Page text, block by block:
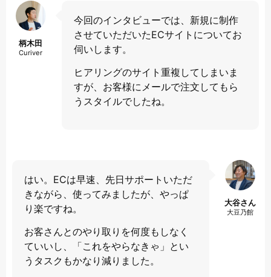
柄木田
Curiver
今回のインタビューでは、新規に制作
させていただいたECサイトについてお
伺いします。
ヒアリングのサイト重複してしまいま
すが、お客様にメールで注文してもら
うスタイルでしたね。
はい。ECは早速、先日サポートいただ
きながら、使ってみましたが、やっぱ
り楽ですね。
お客さんとのやり取りを何度もしなく
ていいし、「これをやらなきゃ」とい
うタスクもかなり減りました。
大谷さん
大豆乃館